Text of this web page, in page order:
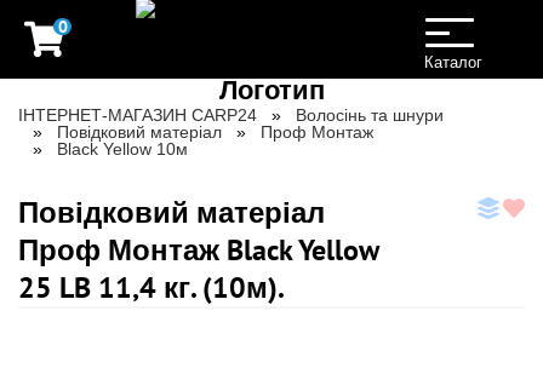
0
Toggle
navigation
Каталог
ІНТЕРНЕТ-МАГАЗИН CARP24
Волосінь та шнури
Повідковий матеріал
Проф Монтаж
Black Yellow 10м
Повідковий матеріал
Проф Монтаж Black Yellow
25 LB 11,4 кг. (10м).